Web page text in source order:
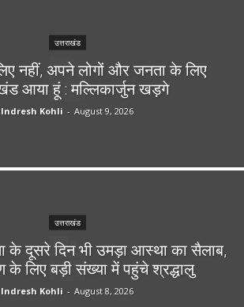
उत्तराखंड
नहीं, अपने लोगों और जनता के लिए
आया हूं : मल्लिकार्जुन खड़गे
Indresh Kohli - August 9, 2026
उत्तराखंड
के दूसरे दिन भी उमड़ा आस्था का सैलाब,
लिए बड़ी संख्या में पहुंचे श्रद्धालु
Indresh Kohli - August 8, 2026